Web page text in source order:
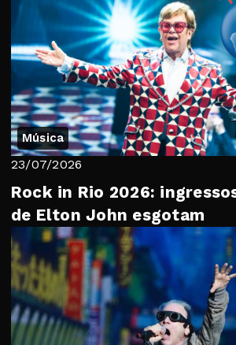
Música
23/07/2026
Rock in Rio 2026:
de Elton John esgotam